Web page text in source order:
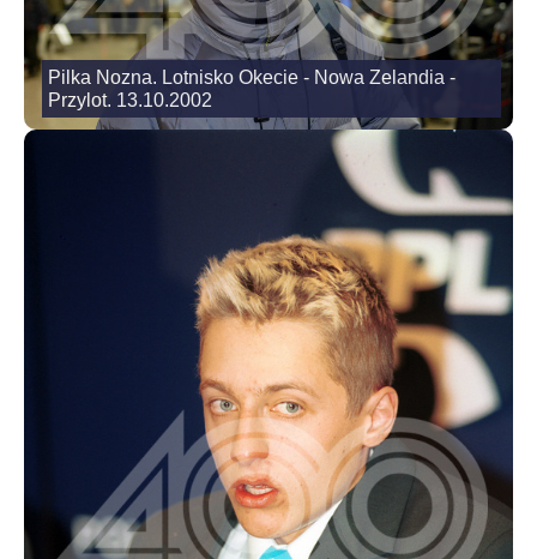
Pilka Nozna. Lotnisko Okecie - Nowa Zelandia -
Przylot. 13.10.2002